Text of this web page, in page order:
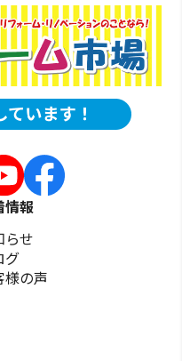
情報
らせ
グ
様の声